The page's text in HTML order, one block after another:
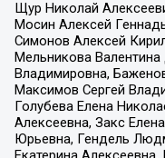
Щур Николай
Мосин Алексей
Симонов Алексей
Мельникова
Владимировна,
Максимов Сергей
Голубева Елена
Алексеевна, Закс
Юрьевна, Гендель